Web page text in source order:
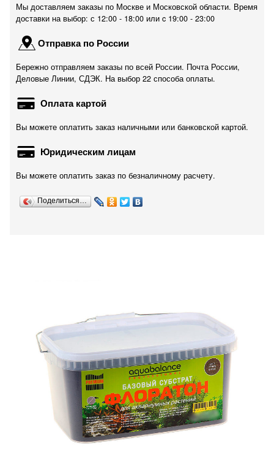
Мы доставляем заказы по Москве и Московской области. Время
доставки на выбор: с 12:00 - 18:00 или c 19:00 - 23:00
Отправка по России
Бережно отправляем заказы по всей России. Почта России,
Деловые Линии, СДЭК. На выбор 22 способа оплаты.
Оплата картой
Вы можете оплатить заказ наличными или банковской картой.
Юридическим лицам
Вы можете оплатить заказ по безналичному расчету.
Поделиться…